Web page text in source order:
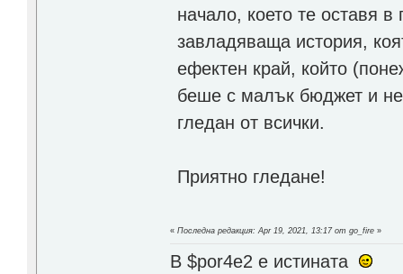
начало, което те оставя
завладяваща история,
ефектен край, който
беше с малък бюджет и
гледан от всички.
Приятно гледане!
«Последна редакция: Apr 19, 2021, 13:17 от go_fire »
В $por4e2 e истината